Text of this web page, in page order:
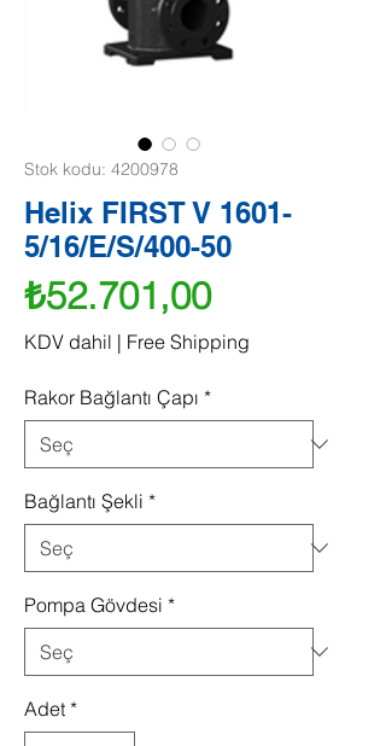
Stok kodu: 4200978
Helix FIRST V 1601-
5/16/E/S/400-50
₺52.701,00Fiyat
KDV dahil | Free Shipping
Rakor Bağlantı Çapı *
Bağlantı Şekli *
Pompa Gövdesi *
Adet *